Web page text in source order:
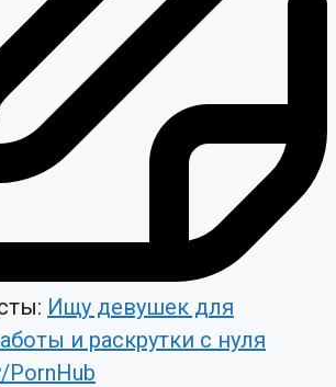
Ищу девушек для
и раскрутки с нуля
PornHub